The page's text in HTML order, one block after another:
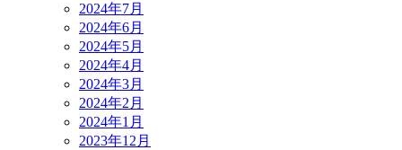
2024年7月
2024年6月
2024年5月
2024年4月
2024年3月
2024年2月
2024年1月
2023年12月